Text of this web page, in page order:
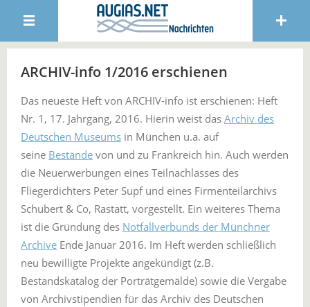
ARCHIV-info 1/2016 erschienen
Das neueste Heft von ARCHIV-info ist erschienen: Heft
Nr. 1, 17. Jahrgang, 2016. Hierin weist das Archiv des
Deutschen Museums in München u.a. auf
seine Bestände von und zu Frankreich hin. Auch werden
die Neuerwerbungen eines Teilnachlasses des
Fliegerdichters Peter Supf und eines Firmenteilarchivs
Schubert & Co, Rastatt, vorgestellt. Ein weiteres Thema
ist die Gründung des Notfallverbunds der Münchner
Archive Ende Januar 2016. Im Heft werden schließlich
neu bewilligte Projekte angekündigt (z.B.
Bestandskatalog der Porträtgemälde) sowie die Vergabe
von Archivstipendien für das Archiv des Deutschen